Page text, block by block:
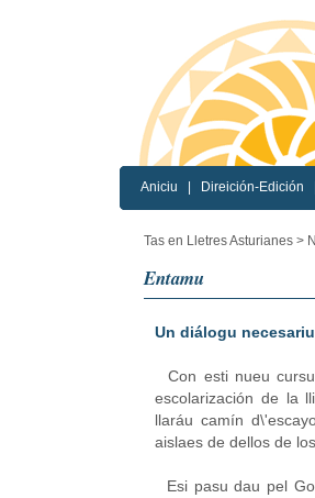
Aniciu Direición-Edición
Tas en Lletres Asturianes >
Entamu
Un diálogu necesariu
Con esti nueu
escolarización de la
llaráu camín
aislaes de dellos de
Esi pasu dau pel